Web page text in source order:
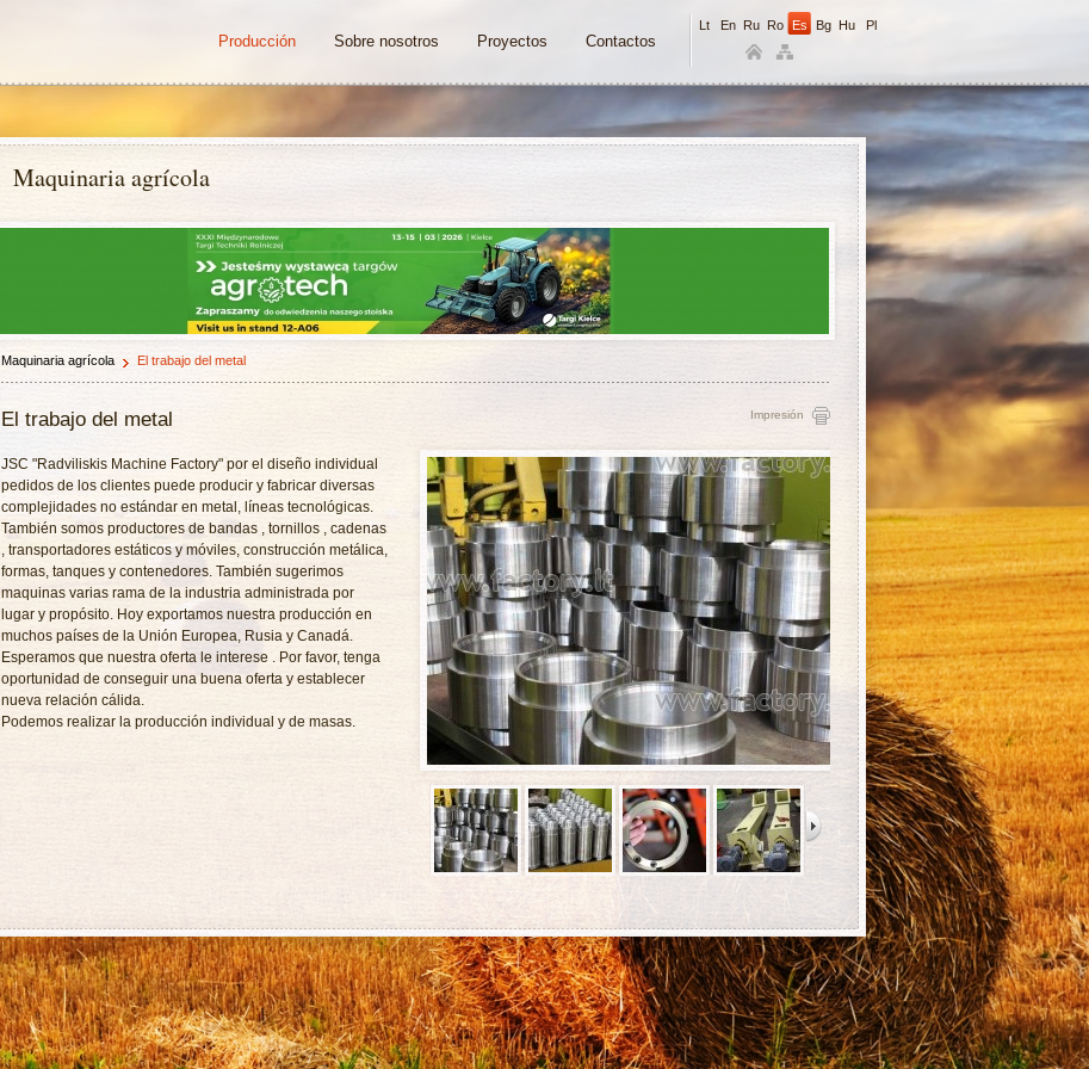
Producción Sobre nosotros Proyectos Contactos
Lt En Ru Ro Es Bg Hu Pl
Maquinaria agrícola
Maquinaria agrícola El trabajo del metal
Impresión
El trabajo del metal
JSC "Radviliskis Machine Factory" por el diseño individual
pedidos de los clientes puede producir y fabricar diversas
complejidades no estándar en metal, líneas tecnológicas.
También somos productores de bandas , tornillos , cadenas
, transportadores estáticos y móviles, construcción metálica,
formas, tanques y contenedores. También sugerimos
maquinas varias rama de la industria administrada por
lugar y propósito. Hoy exportamos nuestra producción en
muchos países de la Unión Europea, Rusia y Canadá.
Esperamos que nuestra oferta le interese . Por favor, tenga
oportunidad de conseguir una buena oferta y establecer
nueva relación cálida.
Podemos realizar la producción individual y de masas.